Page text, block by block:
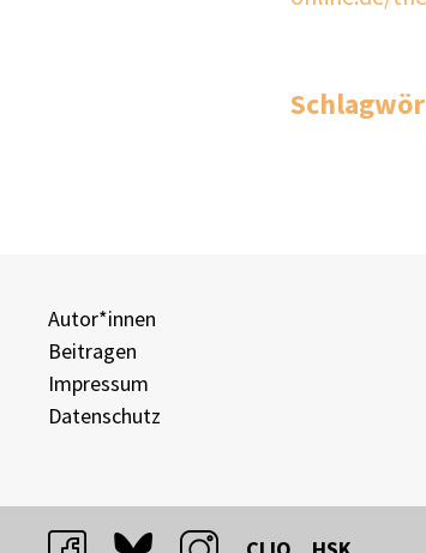
Autor*innen
Beitragen
Impressum
Datenschutz